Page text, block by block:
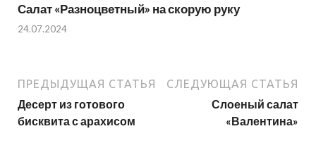
Салат «Разноцветный» на скорую руку
24.07.2024
ПРЕДЫДУЩАЯ СТАТЬЯ
Десерт из готового
бисквита с арахисом
СЛЕДУЮЩАЯ СТАТЬЯ
Слоеный салат
«Валентина»